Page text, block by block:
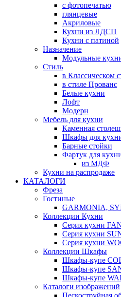
с фотопечатью
глянцевые
Акриловые
Кухни из ЛДСП
Кухни с патиной
Назначение
Модульные
Стиль
в Классическом
в стиле Прованс
Белые кухни
Лофт
Модерн
Мебель для кухни
Каменная
Шкафы для
Барные стойки
Фартук для
из МДФ
Кухни на распродаже
КАТАЛОГИ
Фреза
Гостиные
GARMONIA,
Коллекции Кухни
Серия кухни
Серия кухни
Серия кухни
Коллекции Шкафы
Шкафы-купе
Шкафы-купе
Шкафы-купе
Каталоги изображений
Пескоструйная